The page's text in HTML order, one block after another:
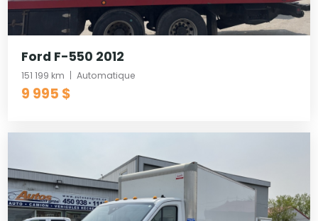
Ford F-550 2012
151 199 km Automatique
9 995 $